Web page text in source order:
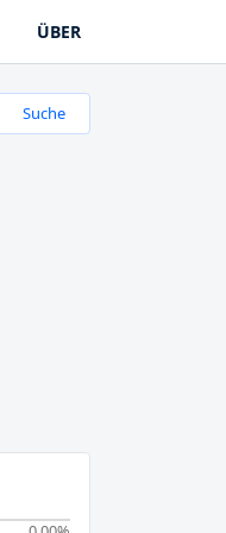
ÜBER
Suche